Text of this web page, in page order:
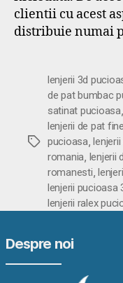
clientii cu acest
distribuie numai
Etichete
lenjerii 3d
de pat bumbac
satinat pucioasa
lenjerii de pat
pucioasa,
romania, lenjerii
romanesti,
lenjerii pucioasa
lenjerii ralex
Despre noi